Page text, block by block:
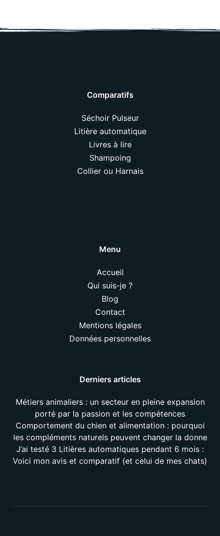
Comparatifs
Séchoir Pulseur
Litière automatique
Livres à lire
Shampoing
Collier ou Harnais
Menu
Accueil
Qui suis-je ?
Blog
Contact
Mentions légales
Données personnelles
Derniers articles
Métiers animaliers : un secteur en pleine expansion
porté par la passion et les compétences
Comportement du chien et alimentation : pourquoi
les compléments naturels peuvent changer la donne
J’ai testé 3 Litières automatiques pendant 6 mois :
Voici mon avis et comparatif (et celui de mes chats)